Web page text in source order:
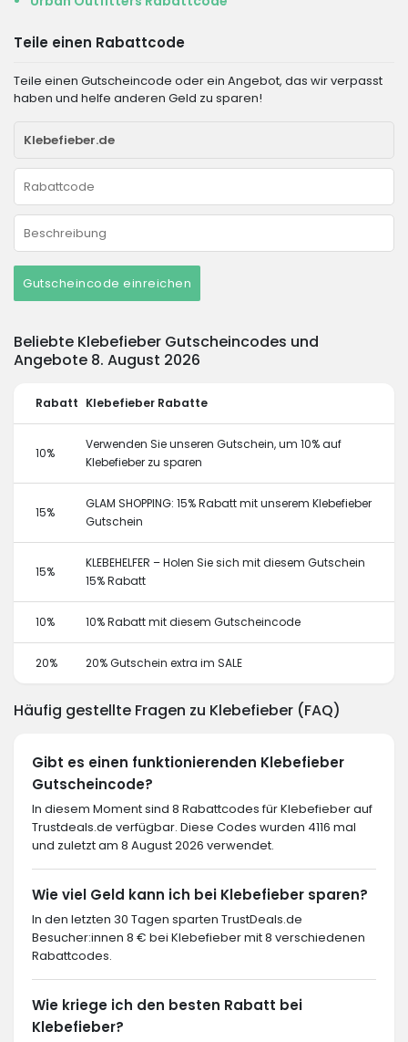
Teile einen Rabattcode
Teile einen Gutscheincode oder ein Angebot, das wir verpasst
haben und helfe anderen Geld zu sparen!
Gutscheincode einreichen
Beliebte Klebefieber Gutscheincodes und
Angebote 8. August 2026
Rabatt Klebefieber Rabatte
10%
Verwenden Sie unseren Gutschein, um 10% auf
Klebefieber zu sparen
15%
GLAM SHOPPING: 15% Rabatt mit unserem Klebefieber
Gutschein
15%
KLEBEHELFER – Holen Sie sich mit diesem Gutschein
15% Rabatt
10% 10% Rabatt mit diesem Gutscheincode
20% 20% Gutschein extra im SALE
Häufig gestellte Fragen zu Klebefieber (FAQ)
Gibt es einen funktionierenden Klebefieber
Gutscheincode?
In diesem Moment sind 8 Rabattcodes für Klebefieber auf
Trustdeals.de verfügbar. Diese Codes wurden 4116 mal
und zuletzt am 8 August 2026 verwendet.
Wie viel Geld kann ich bei Klebefieber sparen?
In den letzten 30 Tagen sparten TrustDeals.de
Besucher:innen 8 € bei Klebefieber mit 8 verschiedenen
Rabattcodes.
Wie kriege ich den besten Rabatt bei
Klebefieber?